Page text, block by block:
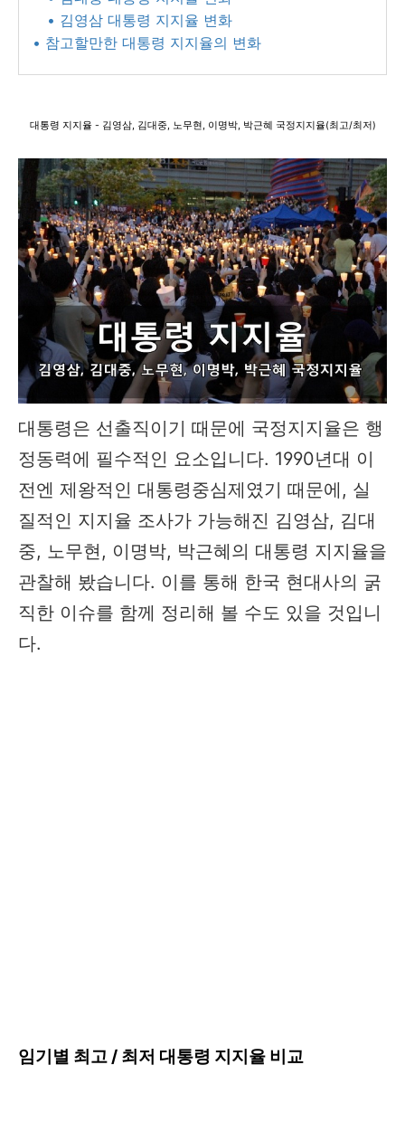
• 김영삼 대통령 지지율 변화
• 참고할만한 대통령 지지율의 변화
대통령 지지율 - 김영삼, 김대중, 노무현, 이명박, 박근혜 국정지지율(최고/최저)
대통령은 선출직이기 때문에 국정지지율은 행
정동력에 필수적인 요소입니다. 1990년대 이
전엔 제왕적인 대통령중심제였기 때문에, 실
질적인 지지율 조사가 가능해진 김영삼, 김대
중, 노무현, 이명박, 박근혜의 대통령 지지율을
관찰해 봤습니다. 이를 통해 한국 현대사의 굵
직한 이슈를 함께 정리해 볼 수도 있을 것입니
다.
임기별 최고 / 최저 대통령 지지율 비교